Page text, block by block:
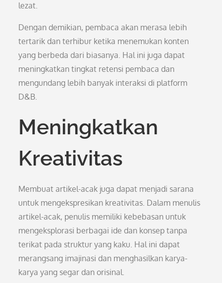
lezat.
Dengan demikian, pembaca akan merasa lebih
tertarik dan terhibur ketika menemukan konten
yang berbeda dari biasanya. Hal ini juga dapat
meningkatkan tingkat retensi pembaca dan
mengundang lebih banyak interaksi di platform
D&B.
Meningkatkan
Kreativitas
Membuat artikel-acak juga dapat menjadi sarana
untuk mengekspresikan kreativitas. Dalam menulis
artikel-acak, penulis memiliki kebebasan untuk
mengeksplorasi berbagai ide dan konsep tanpa
terikat pada struktur yang kaku. Hal ini dapat
merangsang imajinasi dan menghasilkan karya-
karya yang segar dan orisinal.